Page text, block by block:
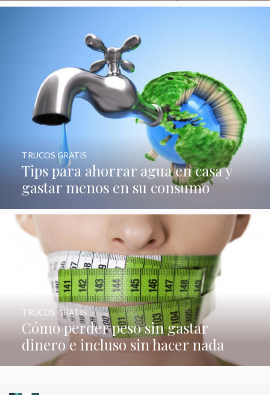
Tips para ahorrar agua en casa y
gastar menos en su consumo
TRUCOS GRATIS
Cómo perder peso sin gastar
dinero e incluso sin hacer nada
TRUCOS GRATIS